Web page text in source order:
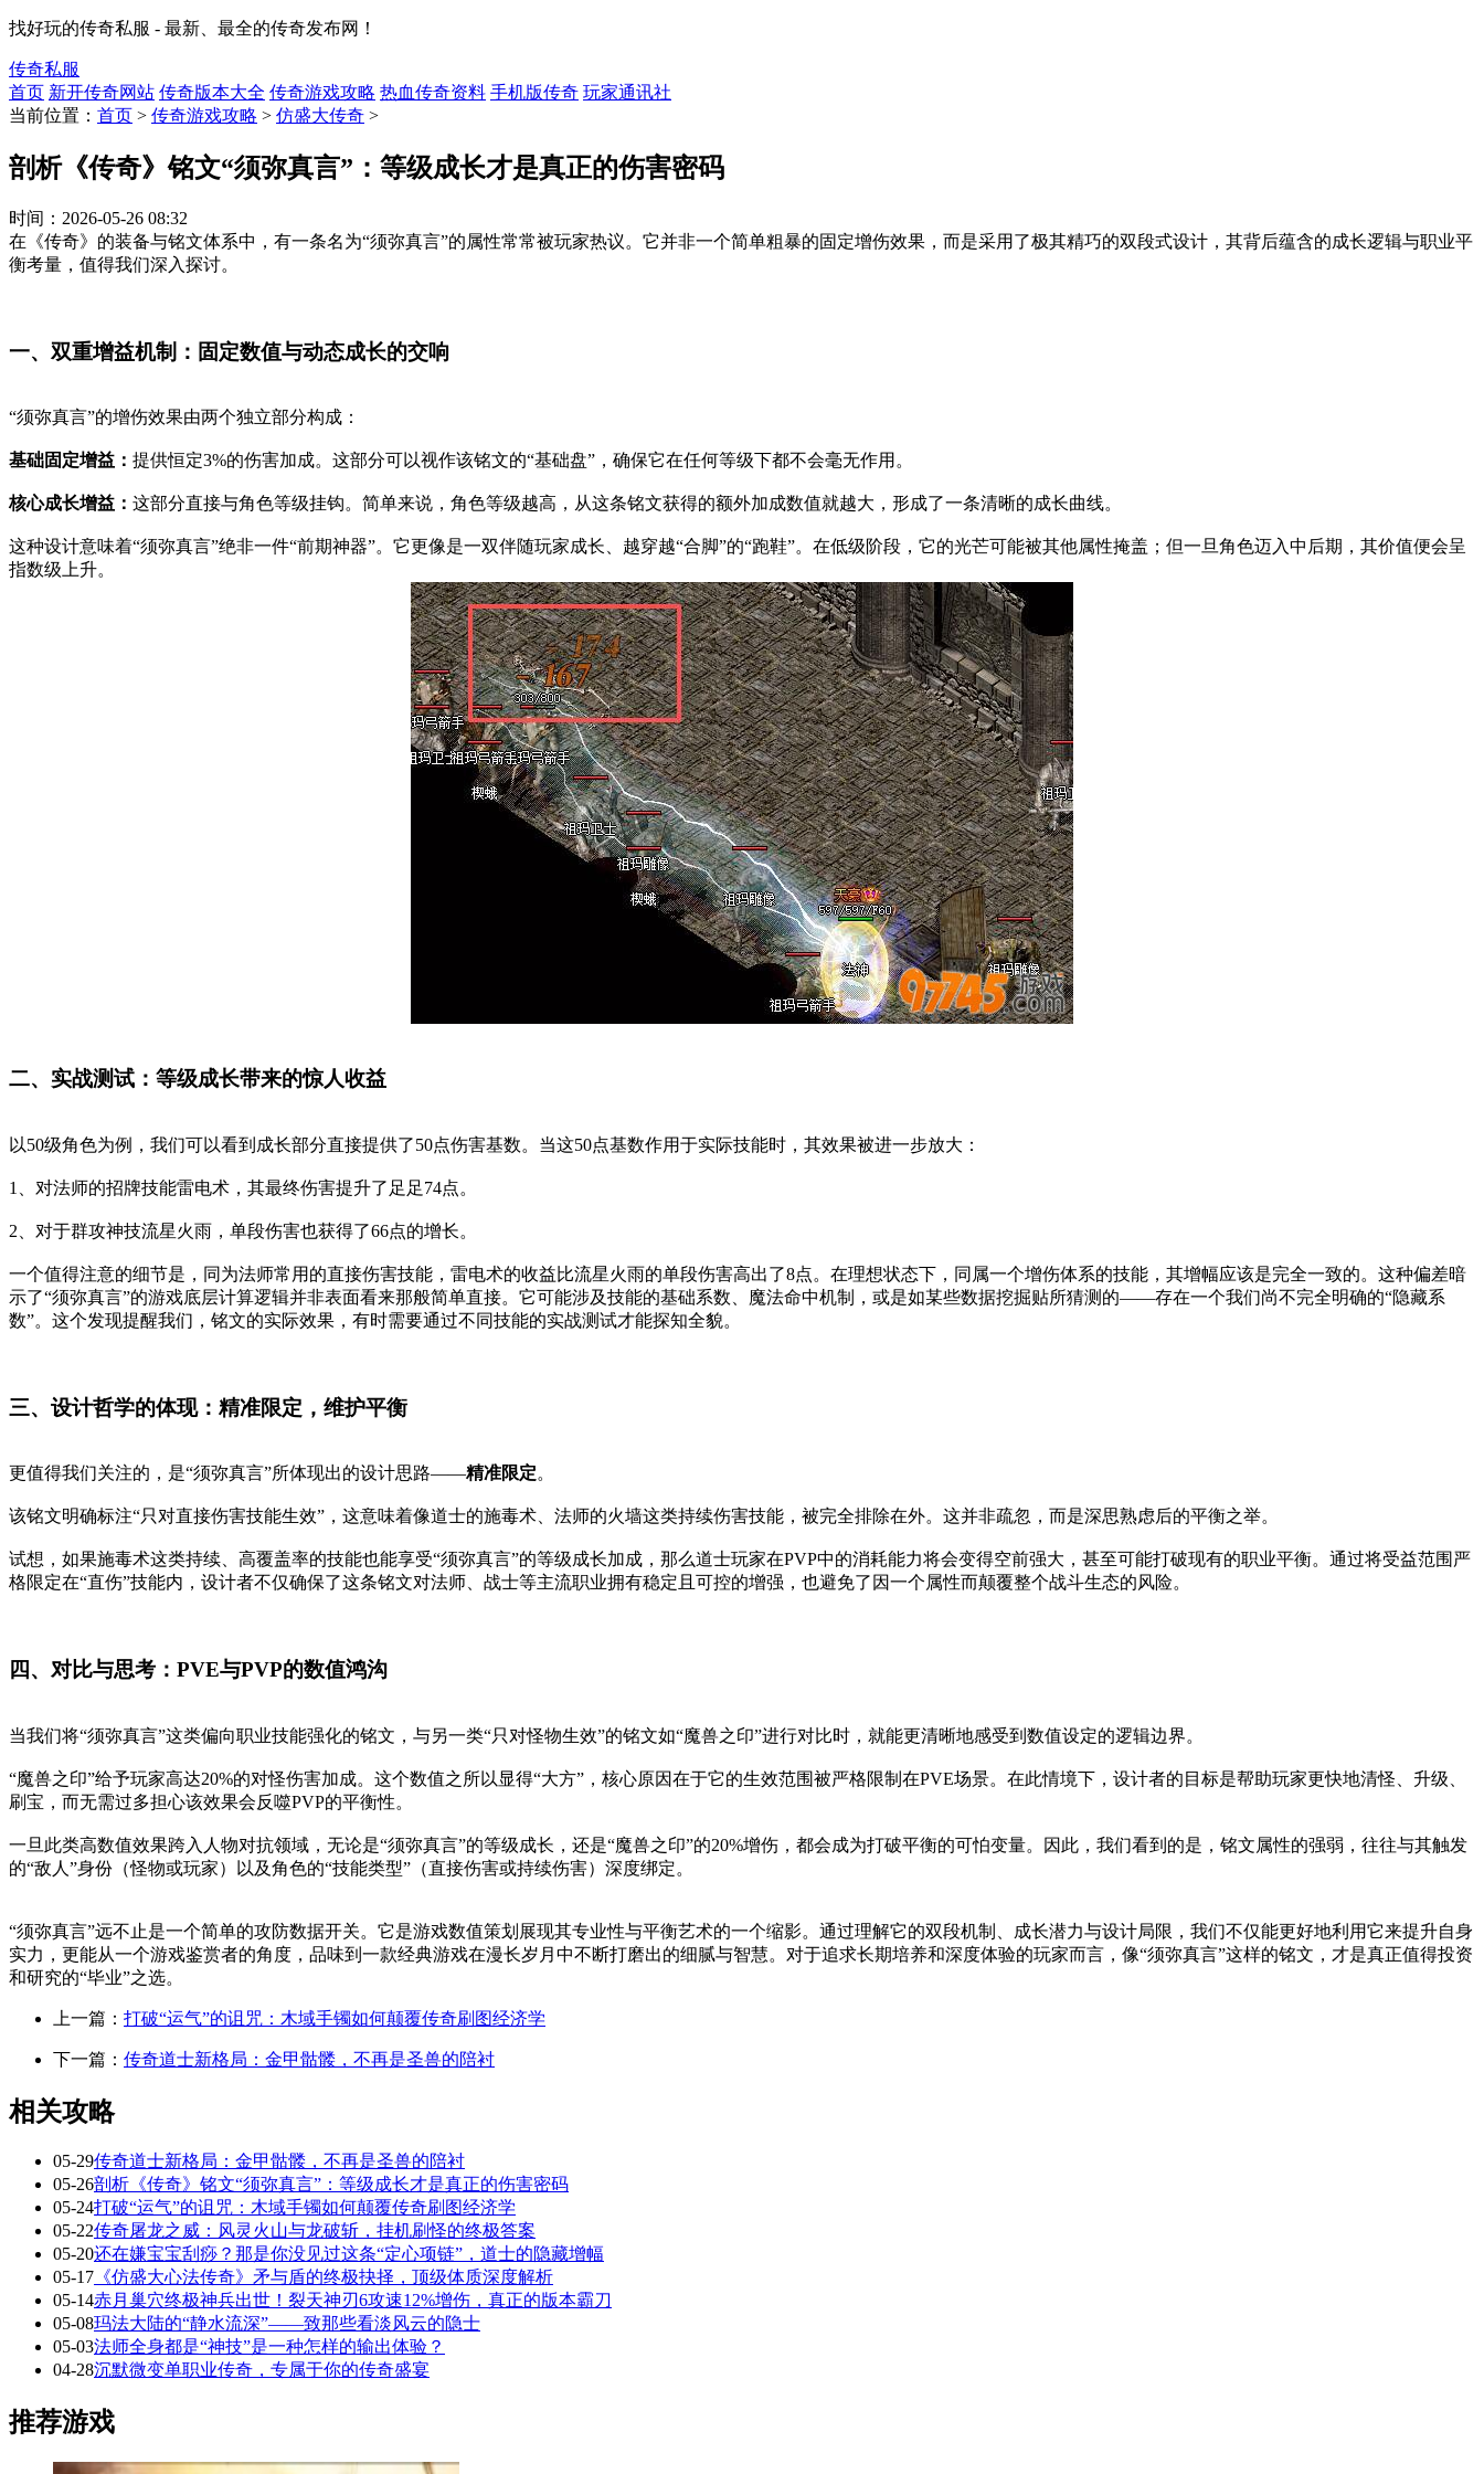
找好玩的传奇私服 - 最新、最全的传奇发布网！
传奇私服
首页 新开传奇网站 传奇版本大全 传奇游戏攻略 热血传奇资料 手机版传奇 玩家通讯社
当前位置： 首页 > 传奇游戏攻略 > 仿盛大传奇 >
剖析《传奇》铭文“须弥真言”：等级成长才是真正的伤害密码
时间： 2026-05-26 08:32
在《传奇》的装备与铭文体系中，有一条名为“须弥真言”的属性常常被玩家热议。它并非一个简单粗暴的固定增伤效果，而是采用了极其精巧的双段式设计，其背后蕴含的成长逻辑与职业平
衡考量，值得我们深入探讨。
一、双重增益机制：固定数值与动态成长的交响
“须弥真言”的增伤效果由两个独立部分构成：
基础固定增益： 提供恒定3%的伤害加成。这部分可以视作该铭文的“基础盘”，确保它在任何等级下都不会毫无作用。
核心成长增益： 这部分直接与角色等级挂钩。简单来说，角色等级越高，从这条铭文获得的额外加成数值就越大，形成了一条清晰的成长曲线。
这种设计意味着“须弥真言”绝非一件“前期神器”。它更像是一双伴随玩家成长、越穿越“合脚”的“跑鞋”。在低级阶段，它的光芒可能被其他属性掩盖；但一旦角色迈入中后期，其价值便会呈
指数级上升。
二、实战测试：等级成长带来的惊人收益
以50级角色为例，我们可以看到成长部分直接提供了50点伤害基数。当这50点基数作用于实际技能时，其效果被进一步放大：
1、对法师的招牌技能雷电术，其最终伤害提升了足足74点。
2、对于群攻神技流星火雨，单段伤害也获得了66点的增长。
一个值得注意的细节是，同为法师常用的直接伤害技能，雷电术的收益比流星火雨的单段伤害高出了8点。在理想状态下，同属一个增伤体系的技能，其增幅应该是完全一致的。这种偏差暗
示了“须弥真言”的游戏底层计算逻辑并非表面看来那般简单直接。它可能涉及技能的基础系数、魔法命中机制，或是如某些数据挖掘贴所猜测的——存在一个我们尚不完全明确的“隐藏系
数”。这个发现提醒我们，铭文的实际效果，有时需要通过不同技能的实战测试才能探知全貌。
三、设计哲学的体现：精准限定，维护平衡
更值得我们关注的，是“须弥真言”所体现出的设计思路——精准限定。
该铭文明确标注“只对直接伤害技能生效”，这意味着像道士的施毒术、法师的火墙这类持续伤害技能，被完全排除在外。这并非疏忽，而是深思熟虑后的平衡之举。
试想，如果施毒术这类持续、高覆盖率的技能也能享受“须弥真言”的等级成长加成，那么道士玩家在PVP中的消耗能力将会变得空前强大，甚至可能打破现有的职业平衡。通过将受益范围严
格限定在“直伤”技能内，设计者不仅确保了这条铭文对法师、战士等主流职业拥有稳定且可控的增强，也避免了因一个属性而颠覆整个战斗生态的风险。
四、对比与思考：PVE与PVP的数值鸿沟
当我们将“须弥真言”这类偏向职业技能强化的铭文，与另一类“只对怪物生效”的铭文如“魔兽之印”进行对比时，就能更清晰地感受到数值设定的逻辑边界。
“魔兽之印”给予玩家高达20%的对怪伤害加成。这个数值之所以显得“大方”，核心原因在于它的生效范围被严格限制在PVE场景。在此情境下，设计者的目标是帮助玩家更快地清怪、升级、
刷宝，而无需过多担心该效果会反噬PVP的平衡性。
一旦此类高数值效果跨入人物对抗领域，无论是“须弥真言”的等级成长，还是“魔兽之印”的20%增伤，都会成为打破平衡的可怕变量。因此，我们看到的是，铭文属性的强弱，往往与其触发
的“敌人”身份（怪物或玩家）以及角色的“技能类型”（直接伤害或持续伤害）深度绑定。
“须弥真言”远不止是一个简单的攻防数据开关。它是游戏数值策划展现其专业性与平衡艺术的一个缩影。通过理解它的双段机制、成长潜力与设计局限，我们不仅能更好地利用它来提升自身
实力，更能从一个游戏鉴赏者的角度，品味到一款经典游戏在漫长岁月中不断打磨出的细腻与智慧。对于追求长期培养和深度体验的玩家而言，像“须弥真言”这样的铭文，才是真正值得投资
和研究的“毕业”之选。
上一篇： 打破“运气”的诅咒：木域手镯如何颠覆传奇刷图经济学
下一篇： 传奇道士新格局：金甲骷髅，不再是圣兽的陪衬
相关攻略
05-29传奇道士新格局：金甲骷髅，不再是圣兽的陪衬
05-26剖析《传奇》铭文“须弥真言”：等级成长才是真正的伤害密码
05-24打破“运气”的诅咒：木域手镯如何颠覆传奇刷图经济学
05-22传奇屠龙之威：风灵火山与龙破斩，挂机刷怪的终极答案
05-20还在嫌宝宝刮痧？那是你没见过这条“定心项链”，道士的隐藏增幅
05-17 《仿盛大心法传奇》矛与盾的终极抉择，顶级体质深度解析
05-14赤月巢穴终极神兵出世！裂天神刃6攻速12%增伤，真正的版本霸刀
05-08玛法大陆的“静水流深”——致那些看淡风云的隐士
05-03法师全身都是“神技”是一种怎样的输出体验？
04-28沉默微变单职业传奇，专属于你的传奇盛宴
推荐游戏